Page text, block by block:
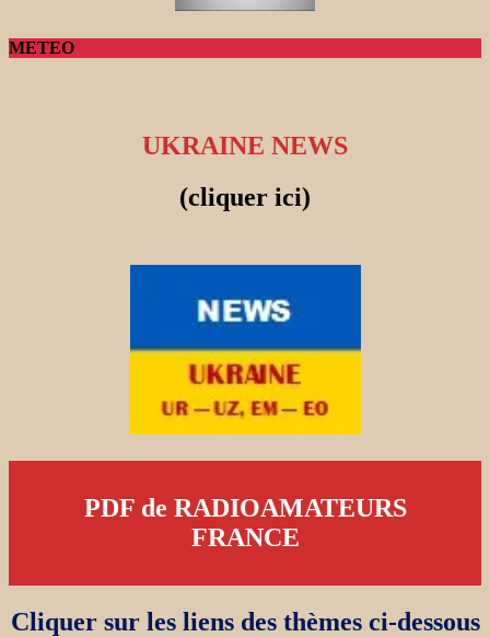
METEO
UKRAINE NEWS
(cliquer ici)
PDF de RADIOAMATEURS
FRANCE
Cliquer sur les liens des thèmes ci-dessous